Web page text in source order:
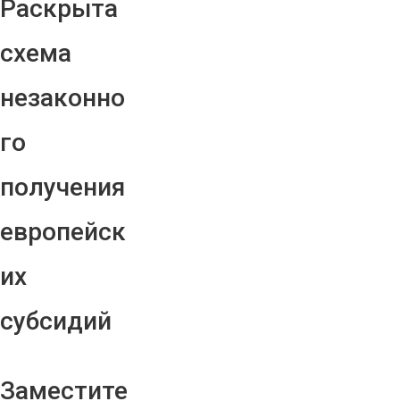
Раскрыта
схема
незаконно
го
получения
европейск
их
субсидий
Заместите